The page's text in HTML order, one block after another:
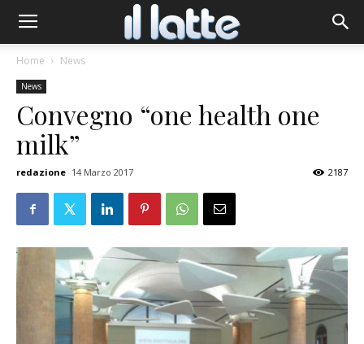
Home News
News
Convegno “one health one
milk”
redazione 14 Marzo 2017 2187